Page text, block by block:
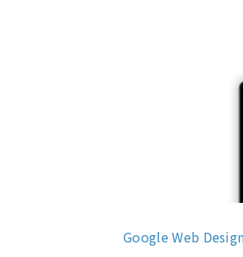
Google Web